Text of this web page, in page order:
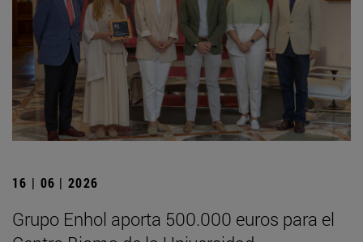
16 | 06 | 2026
Grupo Enhol aporta 500.000 euros para el